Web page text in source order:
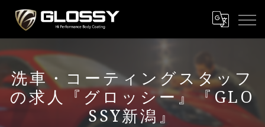
洗車・コーティングスタッフ
の求人『グロッシー』『GLO
SSY新潟』